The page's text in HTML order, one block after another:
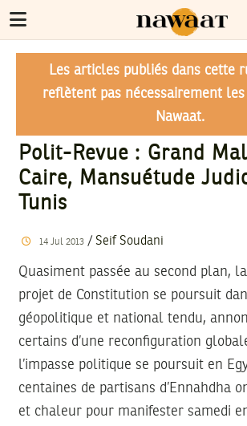
Les articles publiés dans cette
reflètent pas nécessairement les
Nawaat.
Polit-Revue : Grand
Caire, Mansuétude
Tunis
14 Jul 2013/ Seif Soudani
Quasiment passée au second plan,
projet de Constitution se poursuit
géopolitique et national tendu,
certains d’une reconfiguration
l’impasse politique se poursuit en
centaines de partisans d’Ennahdha
et chaleur pour manifester samedi